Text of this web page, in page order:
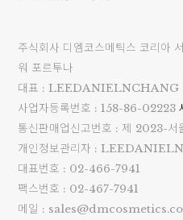
주식회사 디엠코스메틱스 코리아
워 포르투나
대표 : LEEDANIELNCHANG
사업자등록번호 : 158-86-02223
통신판매업신고번호 : 제 2023-
개인정보관리자 :
대표번호 : 02-466-7941
팩스번호 : 02-467-7941
메일 : sales@dmcosmetics.co